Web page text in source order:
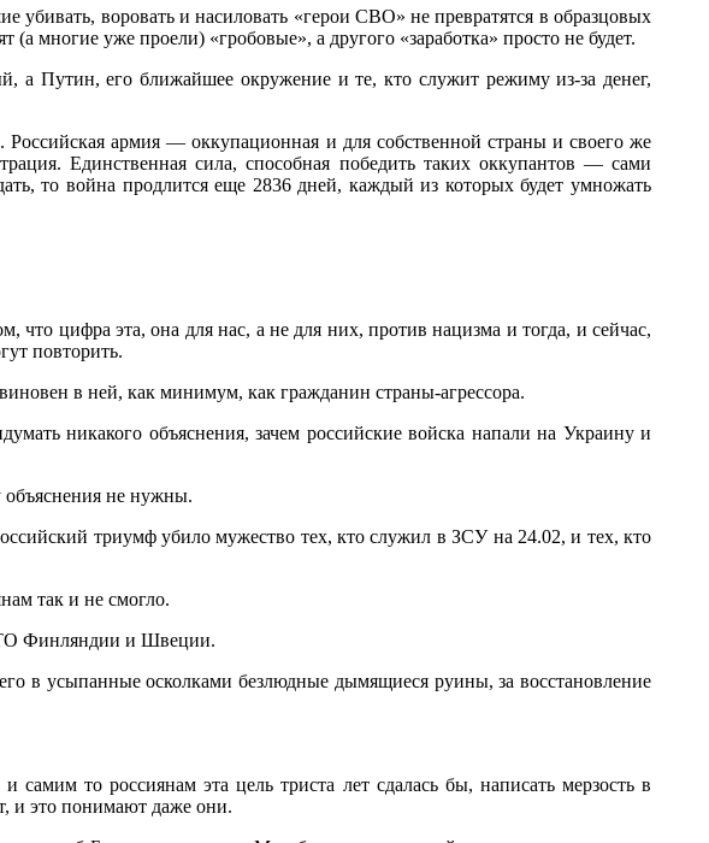
воровать и насиловать «герои СВО» не превратятся в образцовых
многие уже проели) «гробовые», а другого «заработка» просто не будет.
а Путин, его ближайшее окружение и те, кто служит режиму из-за денег,
армия — оккупационная и для собственной страны и своего же
Единственная сила, способная победить таких оккупантов — сами
то война продлится еще 2836 дней, каждый из которых будет умножать
что цифра эта, она для нас, а не для них, против нацизма и тогда, и сейчас,
повторить.
в ней, как минимум, как гражданин страны-агрессора.
никакого объяснения, зачем российские войска напали на Украину и
объяснения не нужны.
триумф убило мужество тех, кто служил в ЗСУ на 24.02, и тех, кто
так и не смогло.
Финляндии и Швеции.
в усыпанные осколками безлюдные дымящиеся руины, за восстановление
то россиянам эта цель триста лет сдалась бы, написать мерзость в
и это понимают даже они.